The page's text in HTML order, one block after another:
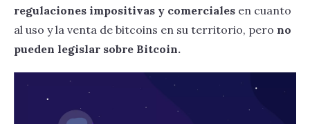
regulaciones impositivas y comerciales en cuanto
al uso y la venta de bitcoins en su territorio, pero no
pueden legislar sobre Bitcoin.